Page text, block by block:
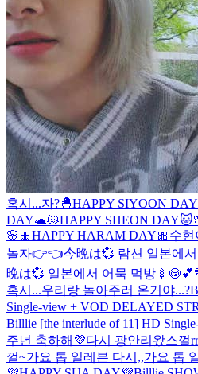
혹시...자?🐣HAPPY SIYOON
DAY🐢🐱HAPPY SHEON DAY🐱
🌸 🎀HAPPY HARAM DAY🎀 수현
놀자👉👈今晩は💞 람션 일본에
晩は💞 일본에서 어묵 먹방🍢🍥💕
혹시...우리랑 놀아주러 온거야...?
Single-view + VOD DELAYED
Billlie [the interlude of 11] HD
주년 축하해💜다시 광안리왔스껄
껄~가요 톱 일레븐 다시,,가요 톱